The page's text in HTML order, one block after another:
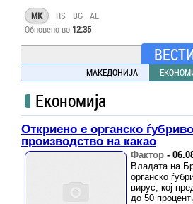
NEWS
MK RS BG AL
Обновено во 12:35
МАКЕДОНИЈА
Економија
Откриено е органско
производство на какао
Фактор -
Владата на
органско
вирус, кој
до 50